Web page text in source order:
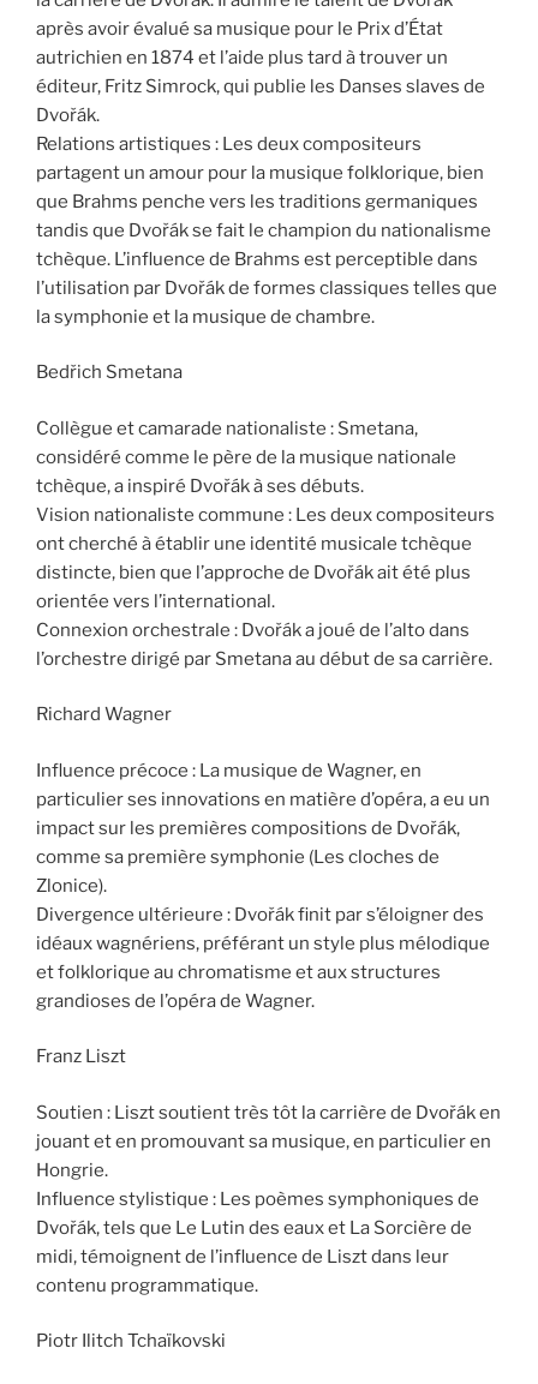
après avoir évalué sa musique pour le Prix d’État
autrichien en 1874 et l’aide plus tard à trouver un
éditeur, Fritz Simrock, qui publie les Danses slaves de
Dvořák.
Relations artistiques : Les deux compositeurs
partagent un amour pour la musique folklorique, bien
que Brahms penche vers les traditions germaniques
tandis que Dvořák se fait le champion du nationalisme
tchèque. L’influence de Brahms est perceptible dans
l’utilisation par Dvořák de formes classiques telles que
la symphonie et la musique de chambre.
Bedřich Smetana
Collègue et camarade nationaliste : Smetana,
considéré comme le père de la musique nationale
tchèque, a inspiré Dvořák à ses débuts.
Vision nationaliste commune : Les deux compositeurs
ont cherché à établir une identité musicale tchèque
distincte, bien que l’approche de Dvořák ait été plus
orientée vers l’international.
Connexion orchestrale : Dvořák a joué de l’alto dans
l’orchestre dirigé par Smetana au début de sa carrière.
Richard Wagner
Influence précoce : La musique de Wagner, en
particulier ses innovations en matière d’opéra, a eu un
impact sur les premières compositions de Dvořák,
comme sa première symphonie (Les cloches de
Zlonice).
Divergence ultérieure : Dvořák finit par s’éloigner des
idéaux wagnériens, préférant un style plus mélodique
et folklorique au chromatisme et aux structures
grandioses de l’opéra de Wagner.
Franz Liszt
Soutien : Liszt soutient très tôt la carrière de Dvořák en
jouant et en promouvant sa musique, en particulier en
Hongrie.
Influence stylistique : Les poèmes symphoniques de
Dvořák, tels que Le Lutin des eaux et La Sorcière de
midi, témoignent de l’influence de Liszt dans leur
contenu programmatique.
Piotr Ilitch Tchaïkovski